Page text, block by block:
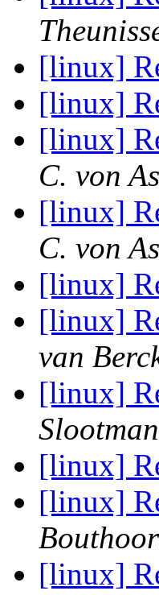
[linux]
[linux]
[linux]
C. von
[linux]
C. von
[linux]
[linux]
van
[linux]
Slootman
[linux]
[linux]
[linux]